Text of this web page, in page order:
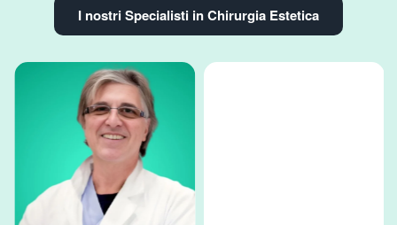
I nostri Specialisti in Chirurgia Estetica